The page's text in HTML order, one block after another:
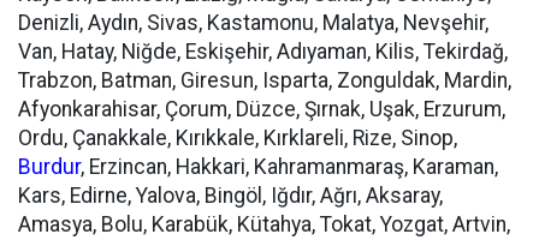
Denizli, Aydın, Sivas, Kastamonu, Malatya, Nevşehir,
Van, Hatay, Niğde, Eskişehir, Adıyaman, Kilis, Tekirdağ,
Trabzon, Batman, Giresun, Isparta, Zonguldak, Mardin,
Afyonkarahisar, Çorum, Düzce, Şırnak, Uşak, Erzurum,
Ordu, Çanakkale, Kırıkkale, Kırklareli, Rize, Sinop,
Burdur, Erzincan, Hakkari, Kahramanmaraş, Karaman,
Kars, Edirne, Yalova, Bingöl, Iğdır, Ağrı, Aksaray,
Amasya, Bolu, Karabük, Kütahya, Tokat, Yozgat, Artvin,